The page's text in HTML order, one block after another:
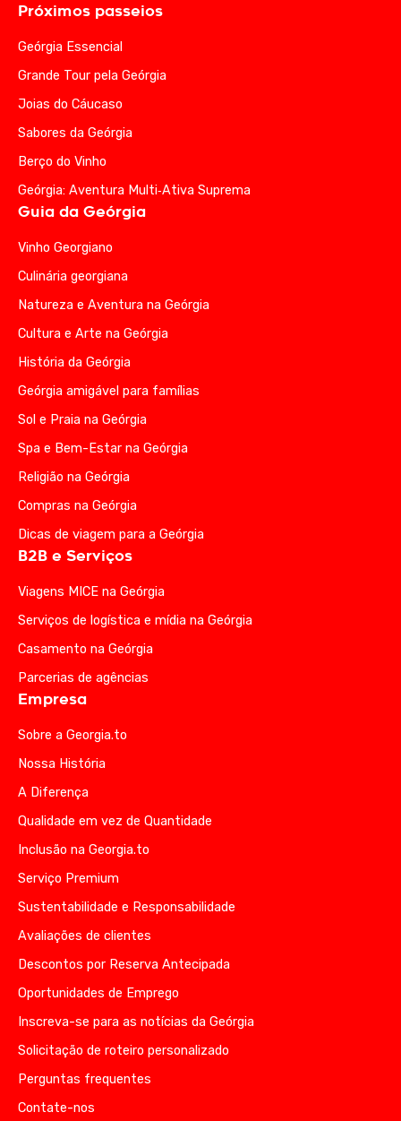
Próximos passeios
Geórgia Essencial
Grande Tour pela Geórgia
Joias do Cáucaso
Sabores da Geórgia
Berço do Vinho
Geórgia: Aventura Multi‑Ativa Suprema
Guia da Geórgia
Vinho Georgiano
Culinária georgiana
Natureza e Aventura na Geórgia
Cultura e Arte na Geórgia
História da Geórgia
Geórgia amigável para famílias
Sol e Praia na Geórgia
Spa e Bem-Estar na Geórgia
Religião na Geórgia
Compras na Geórgia
Dicas de viagem para a Geórgia
B2B e Serviços
Viagens MICE na Geórgia
Serviços de logística e mídia na Geórgia
Casamento na Geórgia
Parcerias de agências
Empresa
Sobre a Georgia.to
Nossa História
A Diferença
Qualidade em vez de Quantidade
Inclusão na Georgia.to
Serviço Premium
Sustentabilidade e Responsabilidade
Avaliações de clientes
Descontos por Reserva Antecipada
Oportunidades de Emprego
Inscreva-se para as notícias da Geórgia
Solicitação de roteiro personalizado
Perguntas frequentes
Contate-nos